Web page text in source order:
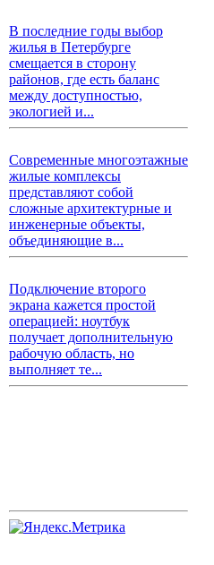
В последние годы выбор
жилья в Петербурге
смещается в сторону
районов, где есть баланс
между доступностью,
экологией и...
Современные многоэтажные
жилые комплексы
представляют собой
сложные архитектурные и
инженерные объекты,
объединяющие в...
Подключение второго
экрана кажется простой
операцией: ноутбук
получает дополнительную
рабочую область, но
выполняет те...